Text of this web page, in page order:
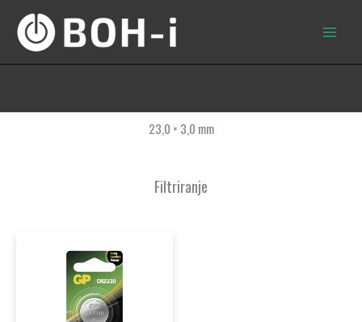
content
23,0 × 3,0 mm
Filtriranje